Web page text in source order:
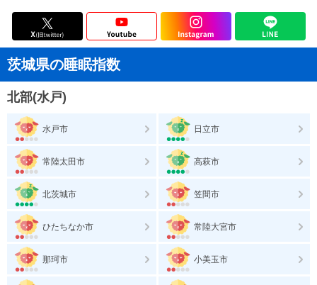
茨城県の睡眠指数
北部(水戸)
水戸市 日立市
常陸太田市 高萩市
北茨城市 笠間市
ひたちなか市 常陸大宮市
那珂市 小美玉市